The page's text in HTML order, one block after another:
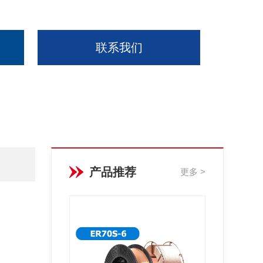
联系我们
产品推荐 更多 >